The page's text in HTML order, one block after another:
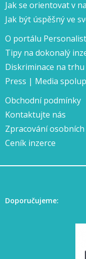
Jak se orientovat v
Jak být úspěšný ve
O portálu
Tipy na dokonalý
Diskriminace na trhu
Press | Media
Obchodní podmínky
Kontaktujte nás
Zpracování
Ceník inzerce
Doporučujeme: